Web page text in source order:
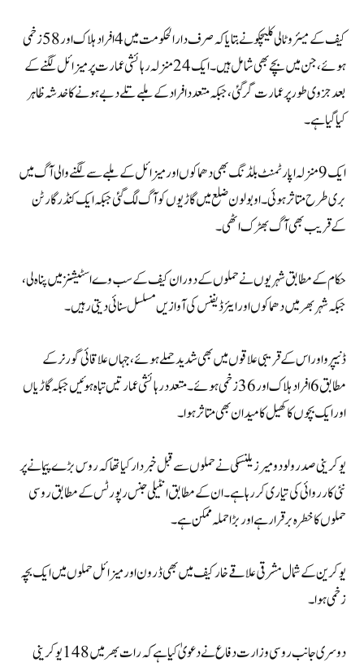
کیف کے میئر وٹالی کلیچکو نے بتایا کہ صرف دارالحکومت میں 4 افراد ہلاک اور 58 زخمی
ہوئے، جن میں بچے بھی شامل ہیں۔ ایک 24 منزلہ رہائشی عمارت پر میزائل لگنے کے
بعد جزوی طور پر عمارت گر گئی، جبکہ متعدد افراد کے ملبے تلے دبے ہونے کا خدشہ ظاہر
کیا گیا ہے۔
ایک 9 منزلہ اپارٹمنٹ بلڈنگ بھی دھماکوں اور میزائل کے ملبے سے لگنے والی آگ میں
بری طرح متاثر ہوئی۔ اوبولون ضلع میں گاڑیوں کو آگ لگ گئی جبکہ ایک کنڈرگارٹن
کے قریب بھی آگ بھڑک اٹھی۔
حکام کے مطابق شہریوں نے حملوں کے دوران کیف کے سب وے اسٹیشنز میں پناہ لی،
جبکہ شہر بھر میں دھماکوں اور ایئر ڈیفنس کی آوازیں مسلسل سنائی دیتی رہیں۔
ڈنیپرو اور اس کے قریبی علاقوں میں بھی شدید حملے ہوئے، جہاں علاقائی گورنر کے
مطابق 6 افراد ہلاک اور 36 زخمی ہوئے۔ متعدد رہائشی عمارتیں تباہ ہوئیں جبکہ گاڑیاں
اور ایک بچوں کا کھیل کا میدان بھی متاثر ہوا۔
یوکرینی صدر ولودومیر زیلنسکی نے حملوں سے قبل خبردار کیا تھا کہ روس بڑے پیمانے پر
نئی کارروائی کی تیاری کر رہا ہے۔ ان کے مطابق انٹیلی جنس رپورٹس کے مطابق روسی
حملوں کا خطرہ برقرار ہے اور بڑا حملہ ممکن ہے۔
یوکرین کے شمال مشرقی علاقے خارکیف میں بھی ڈرون اور میزائل حملوں میں ایک بچہ
زخمی ہوا۔
دوسری جانب روسی وزارت دفاع نے دعویٰ کیا ہے کہ رات بھر میں 148 یوکرینی